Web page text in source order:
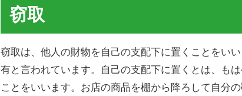
窃取
窃取は、他人の財物を自己の支配下に置くことをい
有と言われています。自己の支配下に置くとは、も
ことをいいます。お店の商品を棚から降ろして自分